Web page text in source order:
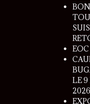
LE
2026